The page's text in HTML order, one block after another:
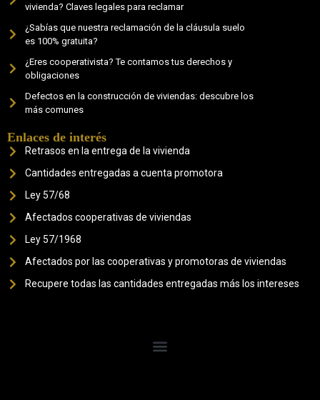
vivienda? Claves legales para reclamar
¿Sabías que nuestra reclamación de la cláusula suelo
es 100% gratuita?
¿Eres cooperativista? Te contamos tus derechos y
obligaciones
Defectos en la construcción de viviendas: descubre los
más comunes
Enlaces de interés
Retrasos en la entrega de la vivienda
Cantidades entregadas a cuenta promotora
Ley 57/68
Afectados cooperativas de viviendas
Ley 57/1968
Afectados por las cooperativas y promotoras de viviendas
Recupere todas las cantidades entregadas más los intereses